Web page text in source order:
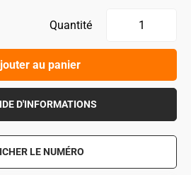
Quantité
au panier
D'INFORMATIONS
LE NUMÉRO